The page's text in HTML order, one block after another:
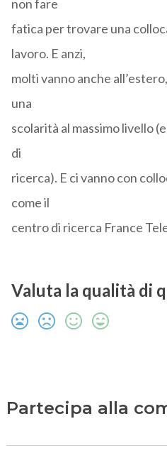
non fare
fatica per trovare una
lavoro. E anzi,
molti vanno anche
una
scolarità al massimo livello
di
ricerca). E ci vanno con
come il
centro di ricerca France
Valuta la qualità di
Partecipa alla